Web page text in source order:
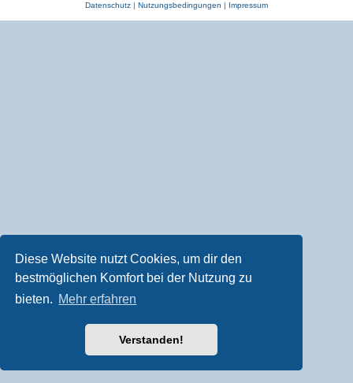
Diese Website nutzt Cookies, um dir den
bestmöglichen Komfort bei der Nutzung zu
bieten. Mehr erfahren
Verstanden!
Datenschutz
Nutzungsbedingungen Impressum